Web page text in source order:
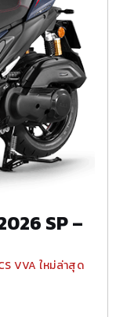
SP –
VVA ใหม่ล่าสุด